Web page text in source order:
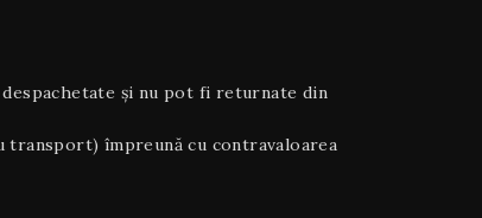
și nu pot fi returnate din
împreună cu contravaloarea